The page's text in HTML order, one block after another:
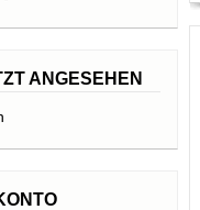
ANGESEHEN